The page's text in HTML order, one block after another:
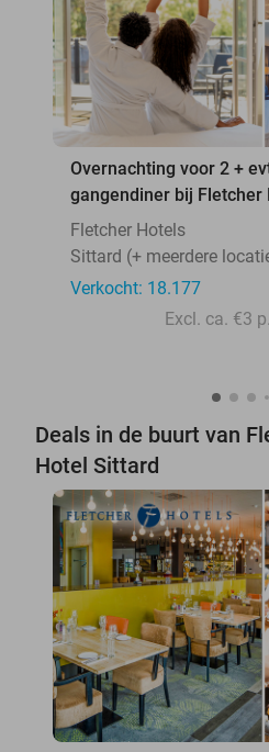
Overnachting voor 2 +
gangendiner bij Fletcher
Fletcher Hotels
Sittard (+ meerdere
Verkocht: 18.177
Excl. ca. €3
Deals in de buurt van
Hotel Sittard